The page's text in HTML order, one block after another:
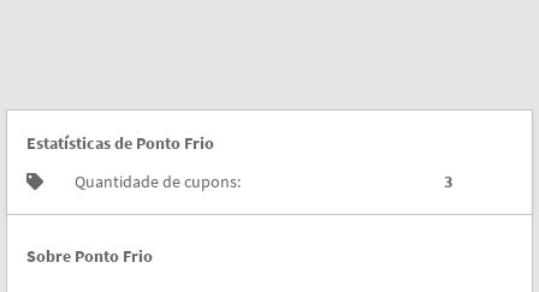
Estatísticas de Ponto Frio
Quantidade de cupons:
3
Sobre Ponto Frio